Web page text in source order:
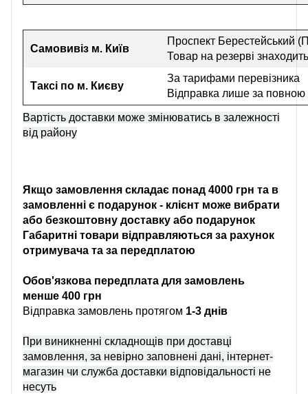
Самовивіз м. Київ
Проспект Берестейський
Товар на резерві
Таксі по м. Києву
За тарифами перевізника
Відправка лише за
Вартість доставки може змінюватись в залежності
від району
Якщо замовлення складає понад 4000 грн та в
замовленні є подарунок - клієнт може вибрати
або безкоштовну доставку або подарунок
Габаритні товари відправляються за рахунок
отримувача та за передплатою
Обов'язкова передплата для замовлень
менше 400 грн
Відправка замовлень протягом 1-3 днів
При виникненні складнощів при доставці
замовлення, за невірно заповнені дані, інтернет-
магазин чи служба доставки відповідальності не
несуть